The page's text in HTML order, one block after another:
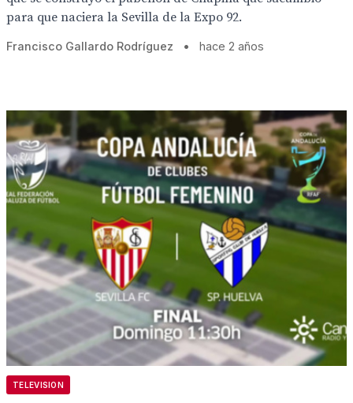
para que naciera la Sevilla de la Expo 92.
Francisco Gallardo Rodríguez • hace 2 años
TELEVISION